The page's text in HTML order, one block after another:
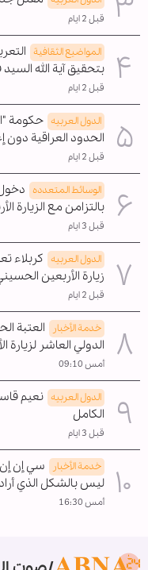
قبل 2 ايام
المواضیع الثقافية
بتحقيق آية الله
قبل 2 ايام
الدول العربیه حكومة
الحدود العراقية
قبل 2 ايام
الوسائط المتعدده
بالتزامن مع الزيارة
قبل 3 ايام
الدول العربیه كربلاء
زيارة الأربعين
قبل 2 ايام
خدمة الأخبار
العتبة
الدولي العاشر لزيارة
أمس 09:10
الدول العربیه نعيم
الکامل
قبل 3 ايام
خدمة الأخبار
سي إن
ليس بالشكل الذي
أمس 16:30